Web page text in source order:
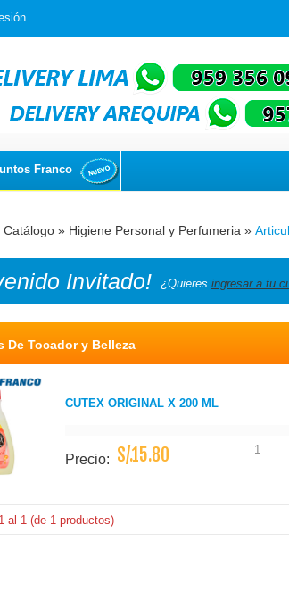
Franco
Catálogo » Higiene Personal y Perfumeria »
Invitado! ¿Quieres ingresar a tu
De Tocador y Belleza
CUTEX ORIGINAL X 200 ML
Precio: S/.15.80 1
1 al 1 (de 1 productos)